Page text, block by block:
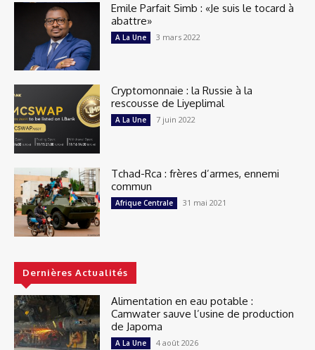
Emile Parfait Simb : «Je suis le tocard à
abattre»
A La Une 3 mars 2022
Cryptomonnaie : la Russie à la
rescousse de Liyeplimal
A La Une 7 juin 2022
Tchad-Rca : frères d’armes, ennemi
commun
Afrique Centrale 31 mai 2021
Dernières Actualités
Alimentation en eau potable :
Camwater sauve l’usine de production
de Japoma
A La Une 4 août 2026